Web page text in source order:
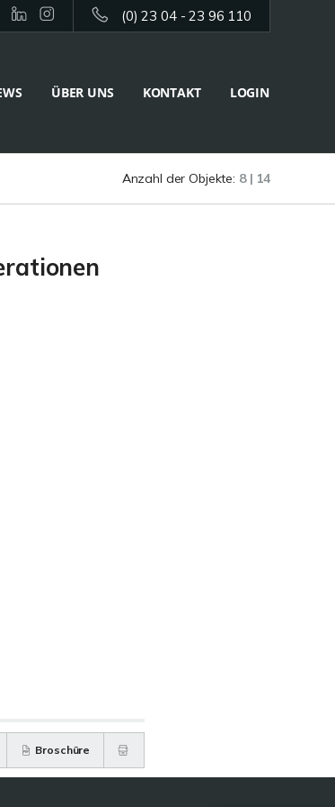
(0) 23 04 - 23 96 110
ÜBER UNS KONTAKT LOGIN
Anzahl der Objekte: 8 | 14
Broschüre